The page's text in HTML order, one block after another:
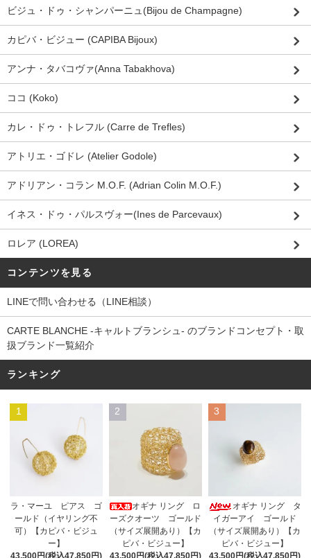
ビジュ・ドゥ・シャンパーニュ(Bijou de Champagne)
カピバ・ビジュー (CAPIBA Bijoux)
アンナ・タバコヴァ(Anna Tabakhova)
ココ (Koko)
カレ・ドゥ・トレフル (Carre de Trefles)
アトリエ・ゴドレ (Atelier Godole)
アドリアン・コラン M.O.F. (Adrian Colin M.O.F.)
イネス・ドゥ・パルスヴォー(Ines de Parcevaux)
ロレア (LOREA)
コンテンツを見る
LINEで問い合わせる（LINE相談）
CARTE BLANCHE -キャルトブランシュ- のブランドコンセプト・取
扱ブランド一覧紹介
ランキング
1
ラ・マーユ ピアス ゴ
ールド（イヤリング不
可）【カピバ・ビジュ
ー】
2
オギナ リング ロ
ーズクオーツ ゴールド
（サイズ展開あり）【カ
ピバ・ビジュー】
43,500円(税込47,850円)
3
オギナ リング タ
イガーアイ ゴールド
（サイズ展開あり）【カ
ピバ・ビジュー】